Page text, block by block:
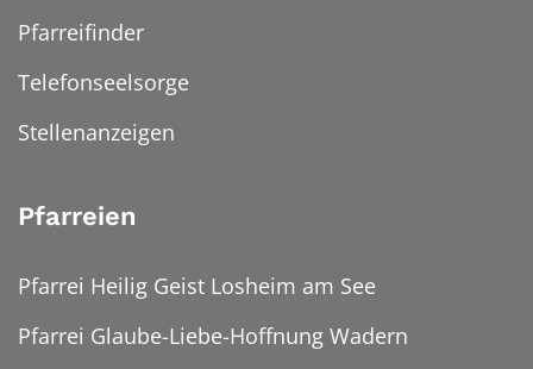
Pfarreifinder
Telefonseelsorge
Stellenanzeigen
Pfarreien
Pfarrei Heilig Geist Losheim am See
Pfarrei Glaube-Liebe-Hoffnung Wadern